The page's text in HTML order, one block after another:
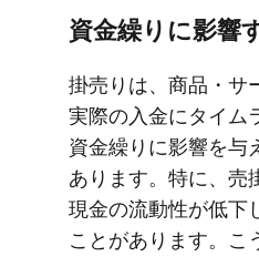
資金繰りに​影響
掛売りは、​商品・サ
実際の​入金に​タイム
資金繰りに​影響を​与
あります。​特に、​売
現金の​流動性が​低下
ことがあります。​こ